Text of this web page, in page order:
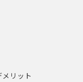
リット